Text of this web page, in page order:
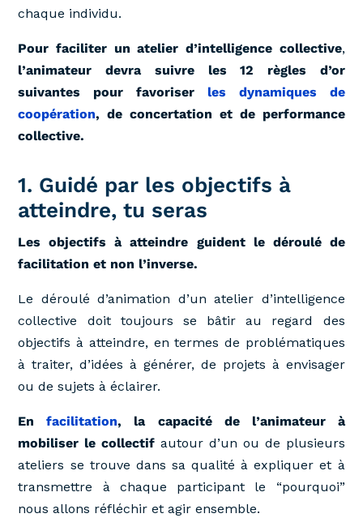
chaque individu.
Pour faciliter un atelier d’intelligence collective,
l’animateur devra suivre les 12 règles d’or
suivantes pour favoriser les dynamiques de
coopération, de concertation et de performance
collective.
1. Guidé par les objectifs à
atteindre, tu seras
Les objectifs à atteindre guident le déroulé de
facilitation et non l’inverse.
Le déroulé d’animation d’un atelier d’intelligence
collective doit toujours se bâtir au regard des
objectifs à atteindre, en termes de problématiques
à traiter, d’idées à générer, de projets à envisager
ou de sujets à éclairer.
Enfacilitation, la capacité de l’animateur à
mobiliser le collectif autour d’un ou de plusieurs
ateliers se trouve dans sa qualité à expliquer et à
transmettre à chaque participant le “pourquoi”
nous allons réfléchir et agir ensemble.